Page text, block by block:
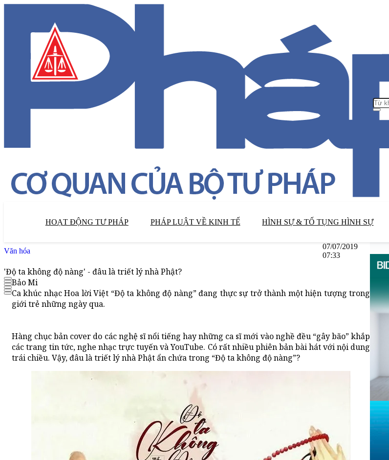
HOẠT ĐỘNG TƯ PHÁP PHÁP LUẬT VỀ KINH TẾ HÌNH SỰ & TỐ TỤNG HÌNH SỰ
Văn hóa
07/07/2019
07:33
'Độ ta không độ nàng' - đâu là triết lý nhà Phật?
Bảo Mi
Ca khúc nhạc Hoa lời Việt “Độ ta không độ nàng” đang thực sự trở thành một hiện tượng trong
giới trẻ những ngày qua.
Hàng chục bản cover do các nghệ sĩ nổi tiếng hay những ca sĩ mới vào nghề đều “gây bão” khắp
các trang tin tức, nghe nhạc trực tuyến và YouTube. Có rất nhiều phiên bản bài hát với nội dung
trái chiều. Vậy, đâu là triết lý nhà Phật ẩn chứa trong “Độ ta không độ nàng”?